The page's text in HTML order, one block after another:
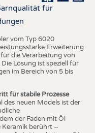
für
vom Typ 6020
Erweiterung
die Verarbeitung von
Lösung ist speziell für
im Bereich von 5 bis
für stabile Prozesse
des neuen Models ist der
der Faden mit Öl
Keramik berührt –